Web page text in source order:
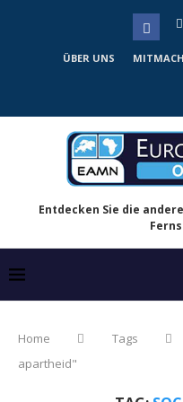
ÜBER UNS
Entdecken Sie die
Home Tags
apartheid"